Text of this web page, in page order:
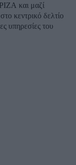
και μαζί
υπηρεσίες του